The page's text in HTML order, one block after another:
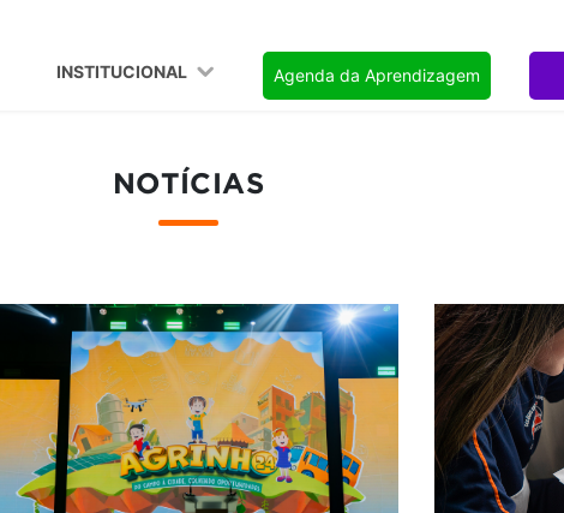
INSTITUCIONAL Agenda da Aprendizagem
NOTÍCIAS